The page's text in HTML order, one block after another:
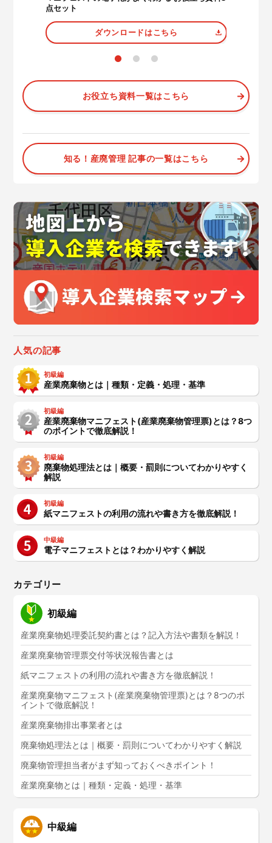
点セット
ダウンロードはこちら
お役立ち資料一覧はこちら
知る！産廃管理 記事の一覧はこちら
人気の記事
初級編
産業廃棄物とは｜種類・定義・処理・基準
初級編
産業廃棄物マニフェスト(産業廃棄物管理票)とは？8つ
のポイントで徹底解説！
初級編
廃棄物処理法とは｜概要・罰則についてわかりやすく
解説
初級編
紙マニフェストの利用の流れや書き方を徹底解説！
中級編
電子マニフェストとは？わかりやすく解説
カテゴリー
初級編
産業廃棄物処理委託契約書とは？記入方法や書類を解説！
産業廃棄物管理票交付等状況報告書とは
紙マニフェストの利用の流れや書き方を徹底解説！
産業廃棄物マニフェスト(産業廃棄物管理票)とは？8つのポ
イントで徹底解説！
産業廃棄物排出事業者とは
廃棄物処理法とは｜概要・罰則についてわかりやすく解説
廃棄物管理担当者がまず知っておくべきポイント！
産業廃棄物とは｜種類・定義・処理・基準
中級編